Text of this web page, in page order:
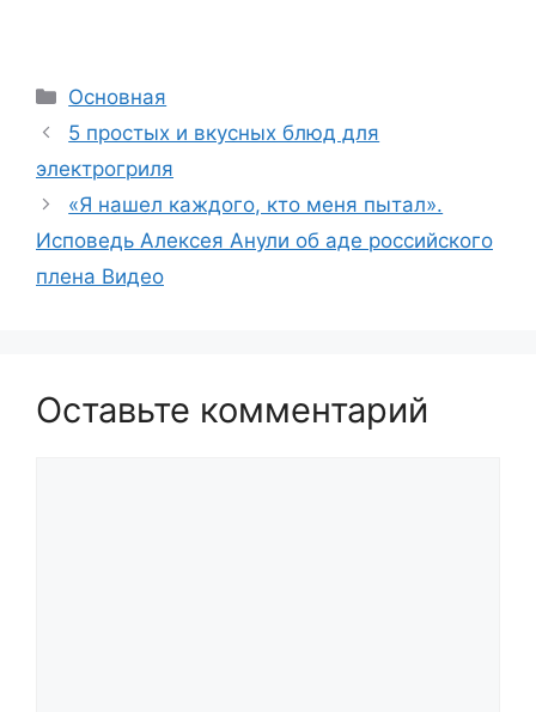
Рубрики
Основная
5 простых и вкусных блюд для
электрогриля
«Я нашел каждого, кто меня пытал».
Исповедь Алексея Анули об аде российского
плена Видео
Оставьте комментарий